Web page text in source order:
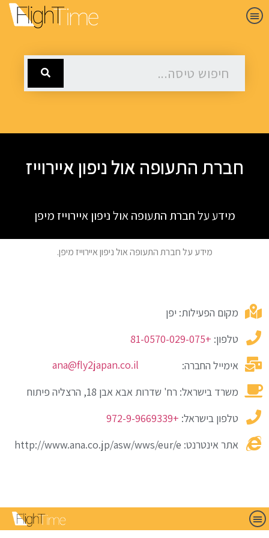
חברת התעופה אול ניפון איירוייז
מידע על חברת התעופה אול ניפון איירוייז מיפן
מידע על חברת התעופה אול ניפון איירוייז מיפן.
מקום הפעילות: יפן
טלפון: +81-0570-029-075
אימייל החברה:
ana@fly2japan.co.il
משרד בישראל: רח' שדרות אבא אבן 18, הרצליה פיתוח
טלפון בישראל: +972-9-9669339
אתר אינטרנט: http://www.ana.co.jp/asw/wws/eur/e